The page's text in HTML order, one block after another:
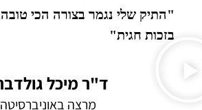
"התיק שלי נגמר בצורה הכי
בזכות חגית"
ד"ר מיכל
מרצה באוניברסיטה